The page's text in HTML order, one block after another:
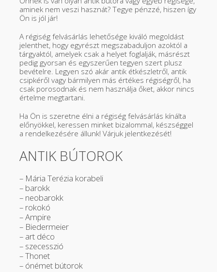
aminek nem veszi hasznát? Tegye pénzzé, hiszen így
Ön is jól jár!
A régiség felvásárlás lehetősége kiváló megoldást
jelenthet, hogy egyrészt megszabaduljon azoktól a
tárgyaktól, amelyek csak a helyet foglalják, másrészt
pedig gyorsan és egyszerűen tegyen szert plusz
bevételre. Legyen szó akár antik étkészletről, antik
csipkéről vagy bármilyen más értékes régiségről, ha
csak porosodnak és nem használja őket, akkor nincs
értelme megtartani.
Ha Ön is szeretne élni a régiség felvásárlás kínálta
előnyökkel, keressen minket bizalommal, készséggel
a rendelkezésére állunk! Várjuk jelentkezését!
ANTIK BÚTOROK
– Mária Terézia korabeli
– barokk
– neobarokk
– rokokó
– Ampire
– Biedermeier
– art déco
– szecesszió
– Thonet
– ónémet bútorok